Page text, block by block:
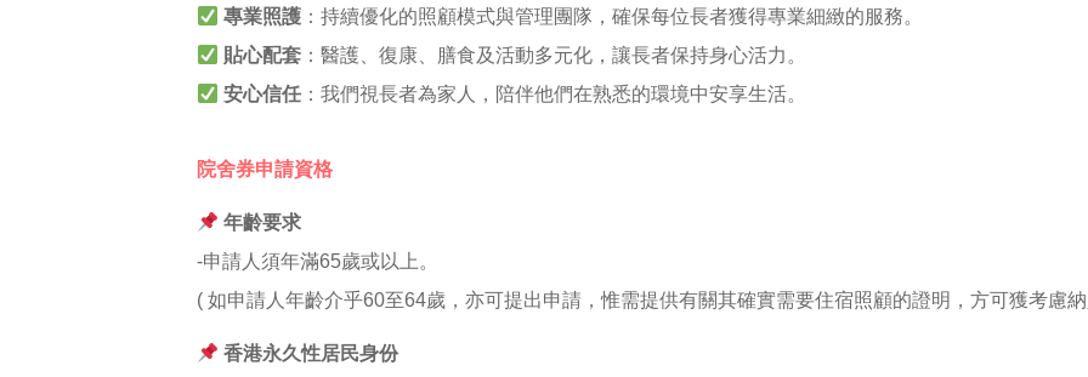
專業照護 ：持續優化的照顧模式與管理團隊，確保每位長者獲得專業細緻的服務。
貼心配套 ：醫護、復康、膳食及活動多元化，讓長者保持身心活力。
安心信任 ：我們視長者為家人，陪伴他們在熟悉的環境中安享生活。
院舍券申請資格
年齡要求
-申請人須年滿65歲或以上。
( 如申請人年齡介乎60至64歲，亦可提出申請，惟需提供有關其確實需要住宿照顧的證明，方可獲考慮
香港永久性居民身份